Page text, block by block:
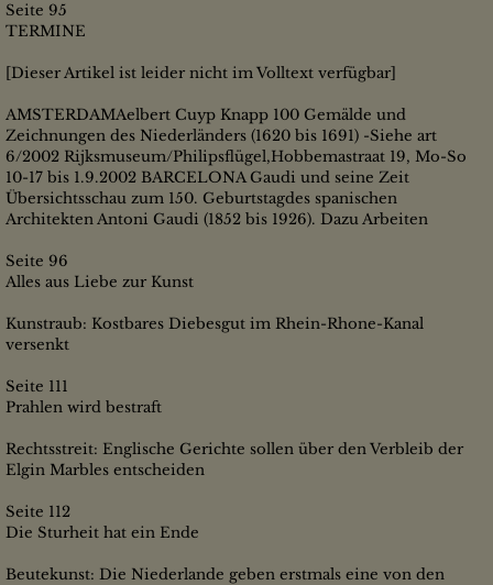
Seite 95
TERMINE
[Dieser Artikel ist leider nicht im Volltext verfügbar]
AMSTERDAMAelbert Cuyp Knapp 100 Gemälde und
Zeichnungen des Niederländers (1620 bis 1691) -Siehe art
6/2002 Rijksmuseum/Philipsflügel,Hobbemastraat 19, Mo-So
10-17 bis 1.9.2002 BARCELONA Gaudi und seine Zeit
Übersichtsschau zum 150. Geburtstagdes spanischen
Architekten Antoni Gaudi (1852 bis 1926). Dazu Arbeiten
Seite 96
Alles aus Liebe zur Kunst
Kunstraub: Kostbares Diebesgut im Rhein-Rhone-Kanal
versenkt
Seite 111
Prahlen wird bestraft
Rechtsstreit: Englische Gerichte sollen über den Verbleib der
Elgin Marbles entscheiden
Seite 112
Die Sturheit hat ein Ende
Beutekunst: Die Niederlande geben erstmals eine von den